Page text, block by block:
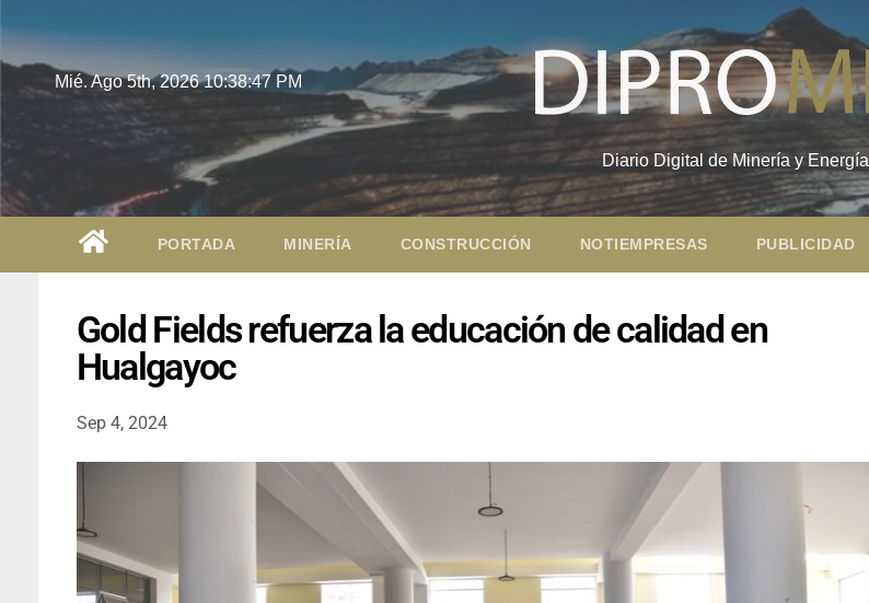
Mié. Ago 5th, 202610:38:48 PM
Diario Digital de Minería y Energía
PORTADA MINERÍA CONSTRUCCIÓN NOTIEMPRESAS PUBLICIDAD
Gold Fields refuerza la educación de calidad en
Hualgayoc
Sep 4, 2024